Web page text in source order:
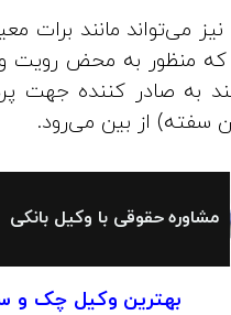
نیز می‌تواند مانند برات
منظور به محض رویت
سند به صادر کننده
سفته) از بین می‌رود.
مشاوره حقوقی با وکیل بانکی
بهترین وکیل چک و